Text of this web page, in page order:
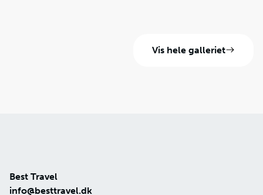
Vis hele galleriet
Best Travel
info@besttravel.dk